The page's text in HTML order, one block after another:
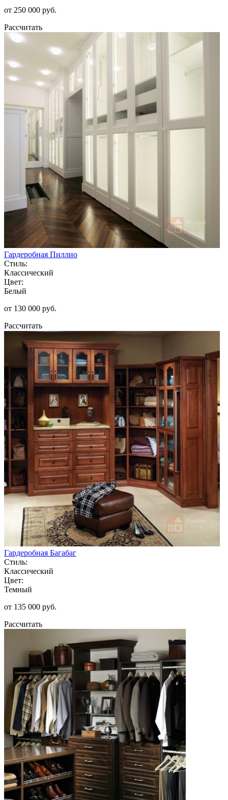
от 250 000 руб.
Рассчитать
Гардеробная Пиллио
Стиль:
Классический
Цвет:
Белый
от 130 000 руб.
Рассчитать
Гардеробная Багабаг
Стиль:
Классический
Цвет:
Темный
от 135 000 руб.
Рассчитать